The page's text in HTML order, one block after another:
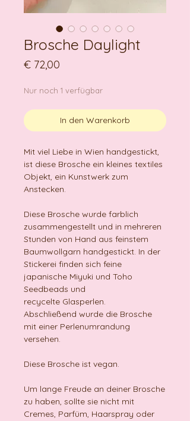
Brosche Daylight
€ 72,00
Nur noch 1 verfügbar
In den Warenkorb
Mit viel Liebe in Wien handgestickt,
ist diese Brosche ein kleines textiles
Objekt, ein Kunstwerk zum
Anstecken.
Diese Brosche wurde farblich
zusammengestellt und in mehreren
Stunden von Hand aus feinstem
Baumwollgarn handgestickt. In der
Stickerei finden sich feine
japanische Miyuki und Toho
Seedbeads und
recycelte Glasperlen.
Abschließend wurde die Brosche
mit einer Perlenumrandung
versehen.
Diese Brosche ist vegan.
Um lange Freude an deiner Brosche
zu haben, sollte sie nicht mit
Cremes, Parfüm, Haarspray oder